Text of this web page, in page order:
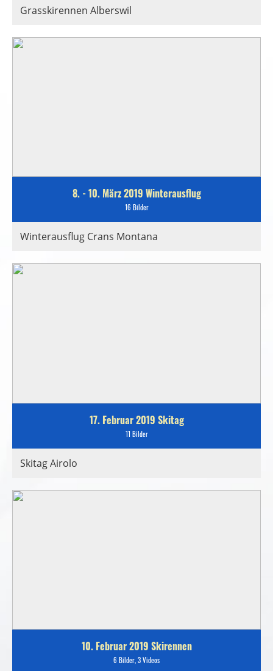
Grasskirennen Alberswil
8. - 10. März 2019 Winterausflug
16 Bilder
Winterausflug Crans Montana
17. Februar 2019 Skitag
11 Bilder
Skitag Airolo
10. Februar 2019 Skirennen
6 Bilder, 3 Videos